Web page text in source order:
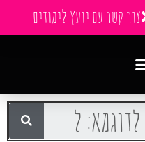
צור קשר עם יועץ לימודים